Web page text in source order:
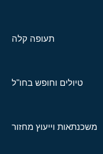
תעופה קלה
טיולים וחופש בחו"ל
משכנתאות וייעוץ מחזור